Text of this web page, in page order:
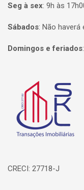
Seg à sex: 9h às
Sábados: Não haverá
Domingos e feriados:
Página inicial
CRECI: 27718-J